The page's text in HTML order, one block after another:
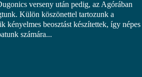
verseny után pedig, az Agórában
Külön köszönettel tartozunk a
kényelmes beosztást készítettek, így népes
számára...